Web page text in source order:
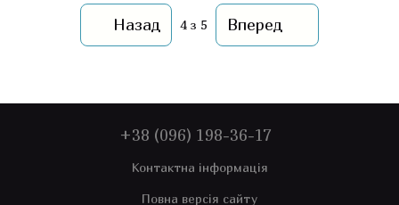
Назад 4 з 5 Вперед
+38 (096) 198-36-17
Контактна інформація
Повна версія сайту